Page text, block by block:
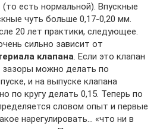
(то есть нормальной). Впускные
чуть больше 0,17-0,20 мм.
20 лет практики, следующее.
сильно зависит от
клапана . Если это клапан
зазоры можно делать по
и на выпуске клапана
по кругу делать 0,15. Теперь по
словом опыт и первые
нарегулировать… «что ни в